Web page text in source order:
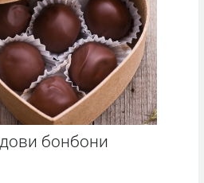
бонбони